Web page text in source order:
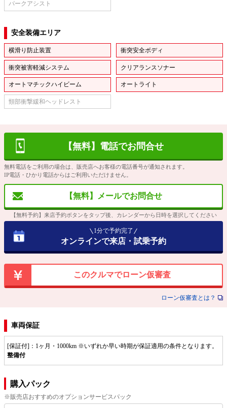
パークアシスト
安全装備エリア
横滑り防止装置 衝突安全ボディ
衝突被害軽減システム クリアランスソナー
オートマチックハイビーム オートライト
頸部衝撃緩和ヘッドレスト
【無料】電話でお問合せ
無料電話をご利用の場合は、販売店へお客様の電話番号が通知されます。
IP電話・ひかり電話からはご利用いただけません。
【無料】メールでお問合せ
【無料予約】来店予約ボタンをタップ後、カレンダーから日時を選択してください
1分で予約完了
オンラインで来店・試乗予約
このクルマでローン仮審査
ローン仮審査とは？
車両保証
[保証付]：1ヶ月・1000km ※いずれか早い時期が保証適用の条件となります。
整備付
購入パック
※販売店おすすめのオプションサービスパック